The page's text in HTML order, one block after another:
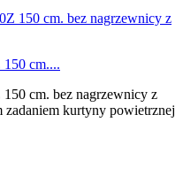
cm....
cm. bez nagrzewnicy z
kurtyny powietrznej